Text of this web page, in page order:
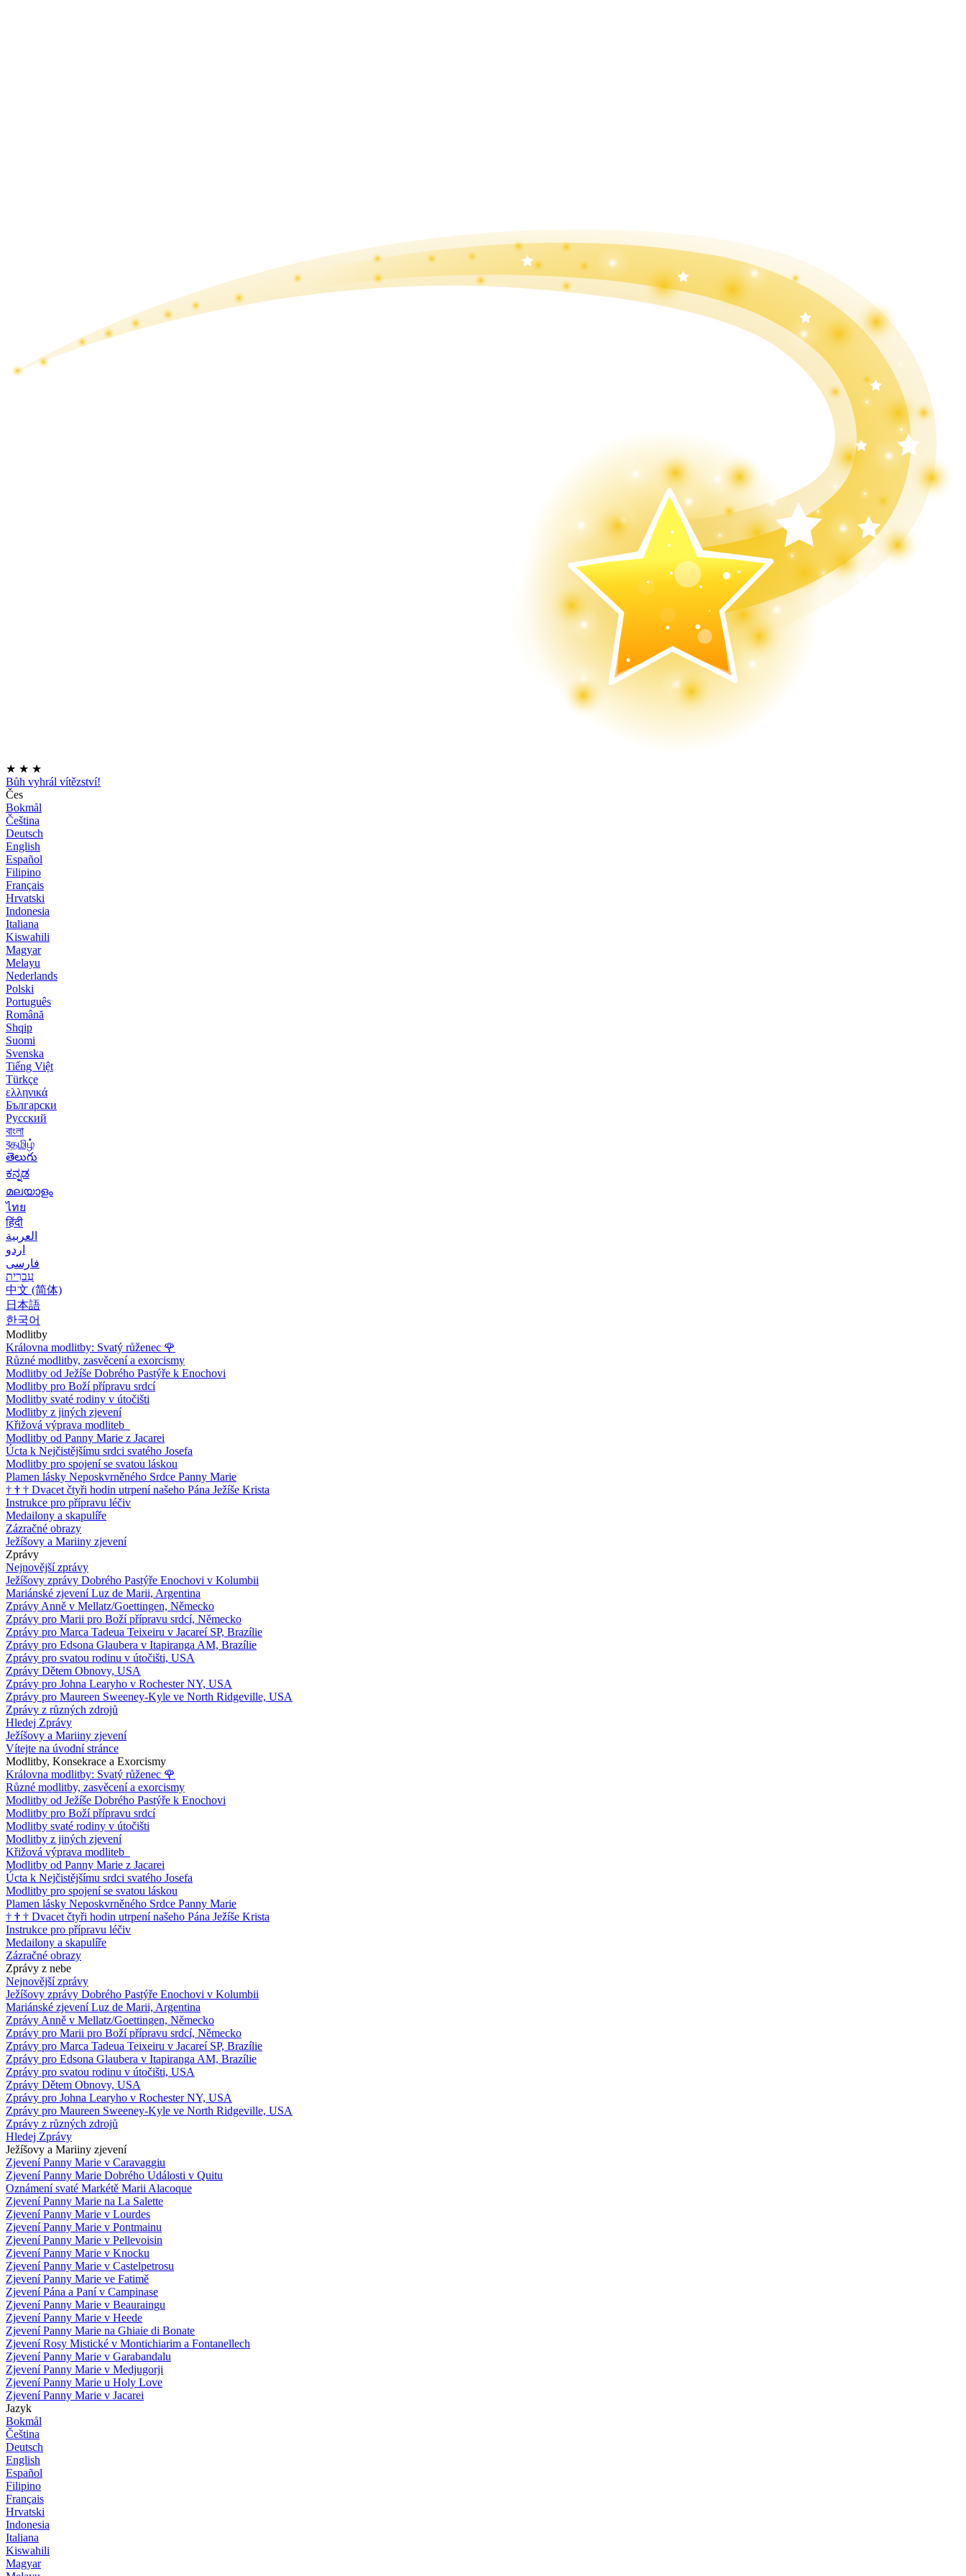
★ ★ ★
Bůh vyhrál vítězství!
Čes
Bokmål
Čeština
Deutsch
English
Español
Filipino
Français
Hrvatski
Indonesia
Italiana
Kiswahili
Magyar
Melayu
Nederlands
Polski
Português
Română
Shqip
Suomi
Svenska
Tiếng Việt
Türkçe
ελληνικά
Български
Русский
বাংলা
বதமிழ்
తెలుగు
ಕನ್ನಡ
മലയാളം
ไทย
हिंदी
العربية
اردو
فارسی
עִברִית
中文 (简体)
日本語
한국어
Modlitby
Královna modlitby: Svatý růženec 🌹
Různé modlitby, zasvěcení a exorcismy
Modlitby od Ježíše Dobrého Pastýře k Enochovi
Modlitby pro Boží přípravu srdcí
Modlitby svaté rodiny v útočišti
Modlitby z jiných zjevení
Křižová výprava modliteb
Modlitby od Panny Marie z Jacarei
Úcta k Nejčistějšímu srdci svatého Josefa
Modlitby pro spojení se svatou láskou
Plamen lásky Neposkvrněného Srdce Panny Marie
† † † Dvacet čtyři hodin utrpení našeho Pána Ježíše Krista
Instrukce pro přípravu léčiv
Medailony a skapulíře
Zázračné obrazy
Ježíšovy a Mariiny zjevení
Zprávy
Nejnovější zprávy
Ježíšovy zprávy Dobrého Pastýře Enochovi v Kolumbii
Mariánské zjevení Luz de Marii, Argentina
Zprávy Anně v Mellatz/Goettingen, Německo
Zprávy pro Marii pro Boží přípravu srdcí, Německo
Zprávy pro Marca Tadeua Teixeiru v Jacareí SP, Brazílie
Zprávy pro Edsona Glaubera v Itapiranga AM, Brazílie
Zprávy pro svatou rodinu v útočišti, USA
Zprávy Dětem Obnovy, USA
Zprávy pro Johna Learyho v Rochester NY, USA
Zprávy pro Maureen Sweeney-Kyle ve North Ridgeville, USA
Zprávy z různých zdrojů
Hledej Zprávy
Ježíšovy a Mariiny zjevení
Vítejte na úvodní stránce
Modlitby, Konsekrace a Exorcismy
Královna modlitby: Svatý růženec 🌹
Různé modlitby, zasvěcení a exorcismy
Modlitby od Ježíše Dobrého Pastýře k Enochovi
Modlitby pro Boží přípravu srdcí
Modlitby svaté rodiny v útočišti
Modlitby z jiných zjevení
Křižová výprava modliteb
Modlitby od Panny Marie z Jacarei
Úcta k Nejčistějšímu srdci svatého Josefa
Modlitby pro spojení se svatou láskou
Plamen lásky Neposkvrněného Srdce Panny Marie
† † † Dvacet čtyři hodin utrpení našeho Pána Ježíše Krista
Instrukce pro přípravu léčiv
Medailony a skapulíře
Zázračné obrazy
Zprávy z nebe
Nejnovější zprávy
Ježíšovy zprávy Dobrého Pastýře Enochovi v Kolumbii
Mariánské zjevení Luz de Marii, Argentina
Zprávy Anně v Mellatz/Goettingen, Německo
Zprávy pro Marii pro Boží přípravu srdcí, Německo
Zprávy pro Marca Tadeua Teixeiru v Jacareí SP, Brazílie
Zprávy pro Edsona Glaubera v Itapiranga AM, Brazílie
Zprávy pro svatou rodinu v útočišti, USA
Zprávy Dětem Obnovy, USA
Zprávy pro Johna Learyho v Rochester NY, USA
Zprávy pro Maureen Sweeney-Kyle ve North Ridgeville, USA
Zprávy z různých zdrojů
Hledej Zprávy
Ježíšovy a Mariiny zjevení
Zjevení Panny Marie v Caravaggiu
Zjevení Panny Marie Dobrého Události v Quitu
Oznámení svaté Markétě Marii Alacoque
Zjevení Panny Marie na La Salette
Zjevení Panny Marie v Lourdes
Zjevení Panny Marie v Pontmainu
Zjevení Panny Marie v Pellevoisin
Zjevení Panny Marie v Knocku
Zjevení Panny Marie v Castelpetrosu
Zjevení Panny Marie ve Fatimě
Zjevení Pána a Paní v Campinase
Zjevení Panny Marie v Beauraingu
Zjevení Panny Marie v Heede
Zjevení Panny Marie na Ghiaie di Bonate
Zjevení Rosy Mistické v Montichiarim a Fontanellech
Zjevení Panny Marie v Garabandalu
Zjevení Panny Marie v Medjugorji
Zjevení Panny Marie u Holy Love
Zjevení Panny Marie v Jacarei
Jazyk
Bokmål
Čeština
Deutsch
English
Español
Filipino
Français
Hrvatski
Indonesia
Italiana
Kiswahili
Magyar